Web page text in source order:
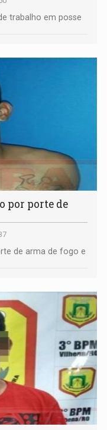
trabalho em posse
por porte de
de arma de fogo e